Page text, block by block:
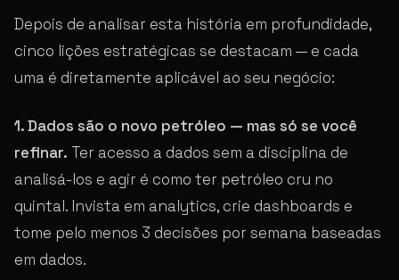
Depois de analisar esta história em profundidade,
cinco lições estratégicas se destacam — e cada
uma é diretamente aplicável ao seu negócio:
1. Dados são o novo petróleo — mas só se você
refinar. Ter acesso a dados sem a disciplina de
analisá-los e agir é como ter petróleo cru no
quintal. Invista em analytics, crie dashboards e
tome pelo menos 3 decisões por semana baseadas
em dados.